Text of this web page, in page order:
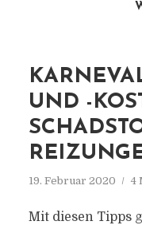
UND -
19. Februar 2020 4
Mit diesen Tipps